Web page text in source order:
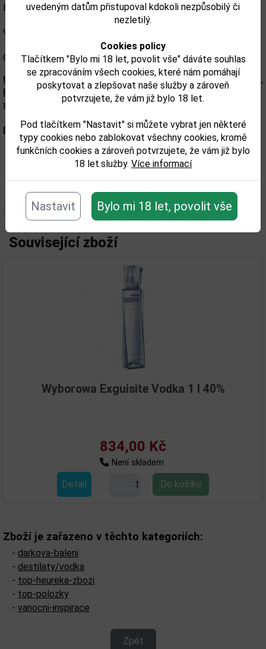
uvedeným datům přistupoval kdokoli nezpůsobilý či
nezletilý.
Cookies policy
Tlačítkem "Bylo mi 18 let, povolit vše" dáváte souhlas
se zpracováním všech cookies, které nám pomáhají
poskytovat a zlepšovat naše služby a zároveň
potvrzujete, že vám již bylo 18 let.
Pod tlačítkem "Nastavit" si můžete vybrat jen některé
typy cookies nebo zablokovat všechny cookies, kromě
funkčních cookies a zároveň potvrzujete, že vám již bylo
18 let.služby. Více informací
Nastavit Bylo mi 18 let, povolit vše
Barva: Křišťálově čistá
Vůně: Svěží, mírně sladká, velmi jemná
Chuť: Výrazně jemná, s nádechem sladkosti, čistá a harmonická
Upozorňujeme, že tento produkt může obsahovat alergeny.
Přesné složení a alergeny jsou k dispozici na obalu
výrobku. Zkontrolujte prosím před konzumací.
Parametry:
Obsah alkoholu obj. %: 40
Objem obalu (L): 0,7
Související zboží
Wyborowa Exguisite Vodka 1 l 40%
834,00 Kč
Není skladem
Zboží je zařazeno v těchto kategoriích:
- darkova-baleni
- destilaty/vodka
- top-heureka-zbozi
- top-polozky
- vanocni-inspirace
Zpět